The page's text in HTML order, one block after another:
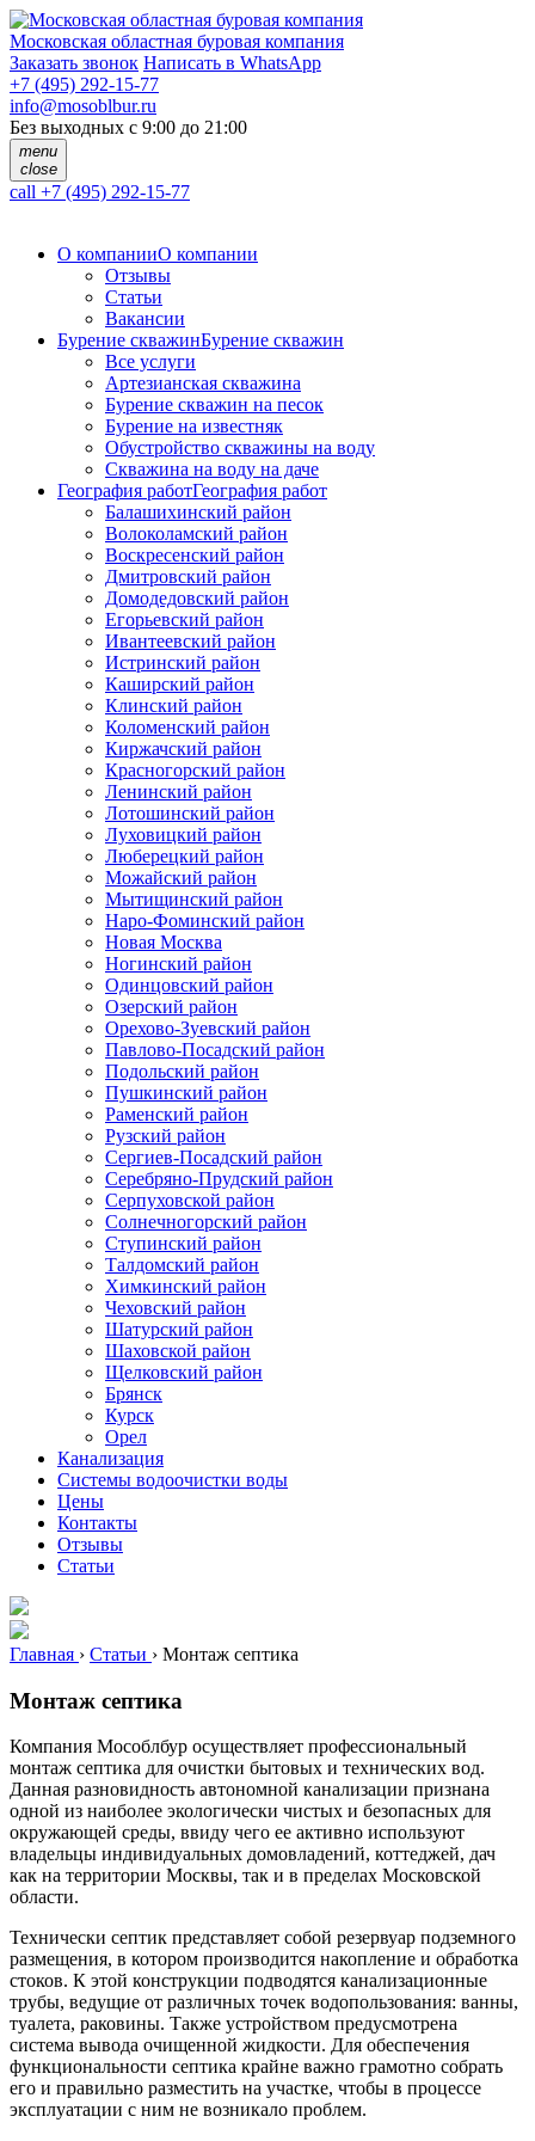
Московская областная буровая компания
Заказать звонок Написать в WhatsApp
+7 (495) 292-15-77
info@mosoblbur.ru
Без выходных с 9:00 до 21:00
menu
close
call +7 (495) 292-15-77
О компанииО компании
Отзывы
Статьи
Вакансии
Бурение скважинБурение скважин
Все услуги
Артезианская скважина
Бурение скважин на песок
Бурение на известняк
Обустройство скважины на воду
Скважина на воду на даче
География работГеография работ
Балашихинский район
Волоколамский район
Воскресенский район
Дмитровский район
Домодедовский район
Егорьевский район
Ивантеевский район
Истринский район
Каширский район
Клинский район
Коломенский район
Киржачский район
Красногорский район
Ленинский район
Лотошинский район
Луховицкий район
Люберецкий район
Можайский район
Мытищинский район
Наро-Фоминский район
Новая Москва
Ногинский район
Одинцовский район
Озерский район
Орехово-Зуевский район
Павлово-Посадский район
Подольский район
Пушкинский район
Раменский район
Рузский район
Сергиев-Посадский район
Серебряно-Прудский район
Серпуховской район
Солнечногорский район
Ступинский район
Талдомский район
Химкинский район
Чеховский район
Шатурский район
Шаховской район
Щелковский район
Брянск
Курск
Орел
Канализация
Системы водоочистки воды
Цены
Контакты
Отзывы
Статьи
Главная › Статьи › Монтаж септика
Монтаж септика
Компания Мособлбур осуществляет профессиональный
монтаж септика для очистки бытовых и технических вод.
Данная разновидность автономной канализации признана
одной из наиболее экологически чистых и безопасных для
окружающей среды, ввиду чего ее активно используют
владельцы индивидуальных домовладений, коттеджей, дач
как на территории Москвы, так и в пределах Московской
области.
Технически септик представляет собой резервуар подземного
размещения, в котором производится накопление и обработка
стоков. К этой конструкции подводятся канализационные
трубы, ведущие от различных точек водопользования: ванны,
туалета, раковины. Также устройством предусмотрена
система вывода очищенной жидкости. Для обеспечения
функциональности септика крайне важно грамотно собрать
его и правильно разместить на участке, чтобы в процессе
эксплуатации с ним не возникало проблем.